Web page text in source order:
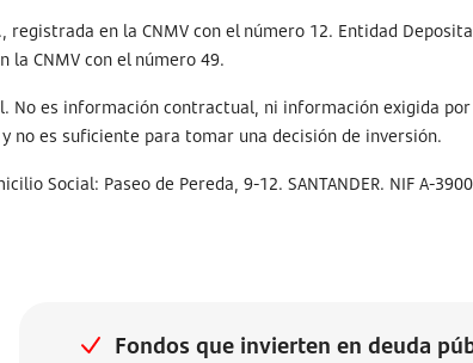
registrada en la CNMV con el número 12. Entidad
la CNMV con el número 49.
No es información contractual, ni información exigida
no es suficiente para tomar una decisión de inversión.
Social: Paseo de Pereda, 9-12. SANTANDER. NIF A-
Fondos que invierten en deuda